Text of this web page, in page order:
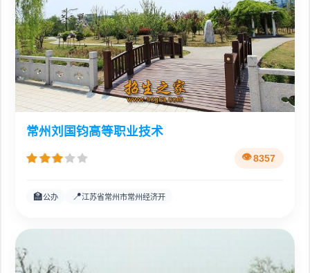
常州刘国钧高等职业技术
8357
🏫公办 📍江苏省常州市常州经济开